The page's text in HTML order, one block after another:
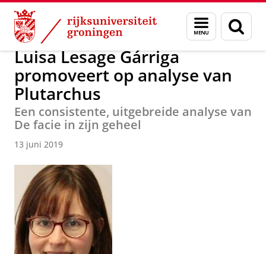
Skip
Content
Skip
Navigation
Menu
en
zoeken
Faculteit Religie, Cultuur en Maatschappij Nieuwsarchief
Luisa Lesage Gárriga
promoveert op analyse van
Plutarchus
Een consistente, uitgebreide analyse van
De facie in zijn geheel
13 juni 2019